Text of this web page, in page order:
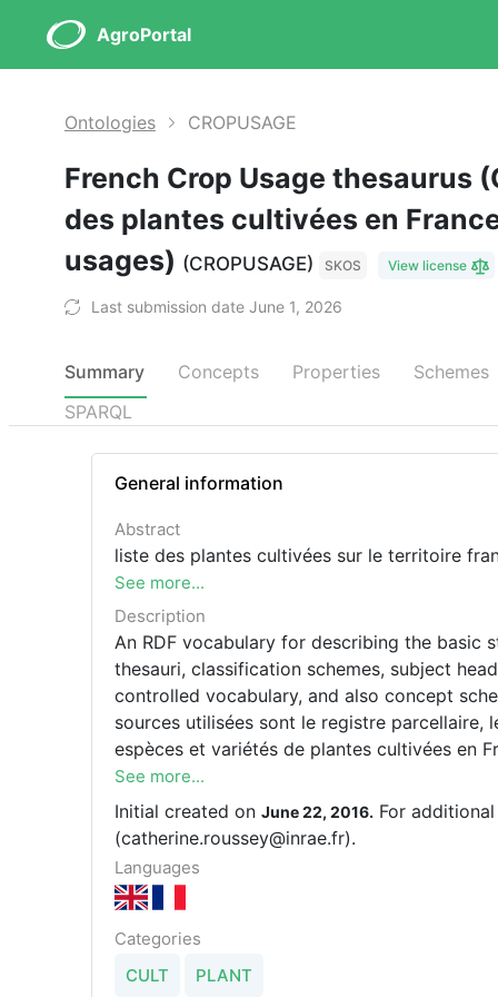
AgroPortal
Ontologies CROPUSAGE
French Crop Usage thesaurus
des plantes cultivées en
usages) (CROPUSAGE) SKOS View license
Last submission date June 1, 2026
Summary Concepts Properties
Schemes
SPARQL
General information
Abstract
liste des plantes cultivées sur le territoire
See more...
Description
An RDF vocabulary for describing the basic
thesauri, classification schemes, subject
controlled vocabulary, and also concept
sources utilisées sont le registre
espèces et variétés de plantes cultivées en
les pairies" du GNIS, la base Ephy, la liste
parcelles et les statistiques agricoles
2021. Concernant les légumes et leur classification nous avons cherché les points communs entre
plusieurs sources: Wikipedia, Bonduelle,
ferme du Bec Hellouin. A notre qu'il n'existe
classification est utilisée pour organiser les
Cette classification n'est pas complète et
thésaurus Usage des plantes cultivées en
See more...
Initial created on June 22, 2016. For
(catherine.roussey@inrae.fr).
Languages
Categories
CULT
PLANT